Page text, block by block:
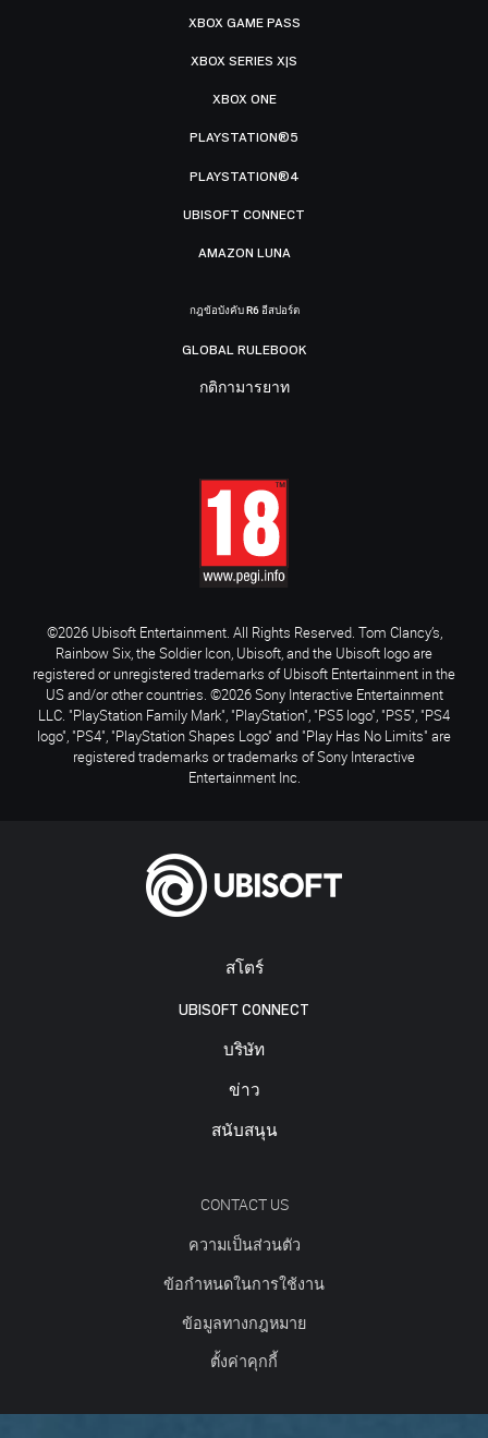
สโตร์
UBISOFT CONNECT
บริษัท
ข่าว
สนับสนุน
CONTACT US
ความเป็นส่วนตัว
ข้อกำหนดในการใช้งาน
ข้อมูลทางกฎหมาย
ตั้งค่าคุกกี้
XBOX GAME PASS
XBOX SERIES X|S
XBOX ONE
PLAYSTATION®5
PLAYSTATION®4
UBISOFT CONNECT
AMAZON LUNA
กฎข้อบังคับ R6 อีสปอร์ต
GLOBAL RULEBOOK
กติกามารยาท
©2026 Ubisoft Entertainment. All Rights Reserved. Tom Clancy’s,
Rainbow Six, the Soldier Icon, Ubisoft, and the Ubisoft logo are
registered or unregistered trademarks of Ubisoft Entertainment in the
US and/or other countries. ©2026 Sony Interactive Entertainment
LLC. "PlayStation Family Mark", "PlayStation", "PS5 logo", "PS5", "PS4
logo", "PS4", "PlayStation Shapes Logo" and "Play Has No Limits" are
registered trademarks or trademarks of Sony Interactive
Entertainment Inc.